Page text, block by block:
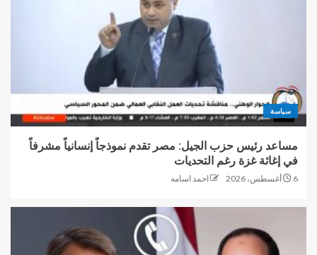
سياسة
مساعد رئيس حزب الجيل: مصر تقدم نموذجاً إنسانياً مشرفاً
في إغاثة غزة رغم التحديات
6 أغسطس، 2026 احمد اسامه